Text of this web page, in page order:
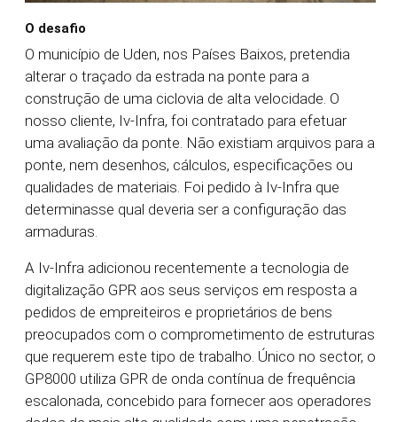
O desafio
O município de Uden, nos Países Baixos, pretendia
alterar o traçado da estrada na ponte para a
construção de uma ciclovia de alta velocidade. O
nosso cliente, Iv-Infra, foi contratado para efetuar
uma avaliação da ponte. Não existiam arquivos para a
ponte, nem desenhos, cálculos, especificações ou
qualidades de materiais. Foi pedido à Iv-Infra que
determinasse qual deveria ser a configuração das
armaduras.
A Iv-Infra adicionou recentemente a tecnologia de
digitalização GPR aos seus serviços em resposta a
pedidos de empreiteiros e proprietários de bens
preocupados com o comprometimento de estruturas
que requerem este tipo de trabalho. Único no sector, o
GP8000 utiliza GPR de onda contínua de frequência
escalonada, concebido para fornecer aos operadores